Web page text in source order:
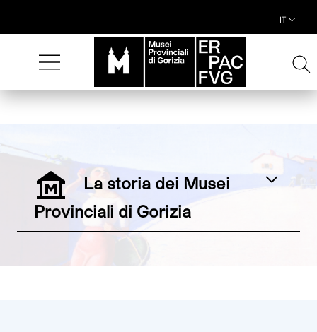
IT
Musei Provinciali di
Contenuti del sito
La storia dei Musei
Provinciali di GoriziaEspandi